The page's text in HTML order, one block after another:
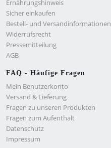
Ernährungshinweis
Sicher einkaufen
Bestell- und Versandinformationen
Widerrufsrecht
Pressemitteilung
AGB
FAQ - Häufige Fragen
Mein Benutzerkonto
Versand & Lieferung
Fragen zu unseren Produkten
Fragen zum Aufenthalt
Datenschutz
Impressum